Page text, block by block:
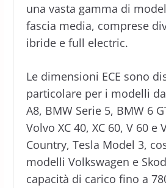
una vasta gamma di
fascia media, comprese
ibride e full electric.
Le dimensioni ECE sono
particolare per i modelli
A8, BMW Serie 5, BMW 6
Volvo XC 40, XC 60, V 60 e
Country, Tesla Model 3,
modelli Volkswagen e
capacità di carico fino a